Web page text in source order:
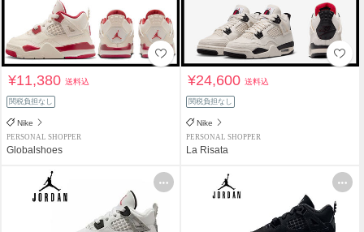
¥11,380送料込
関税負担なし
Nike
PERSONAL SHOPPER
Globalshoes
¥24,600送料込
関税負担なし
Nike
PERSONAL SHOPPER
La Risata